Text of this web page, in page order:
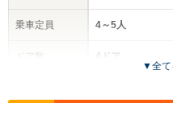
乗車定員 4～5人
4ドア
全高
▼全